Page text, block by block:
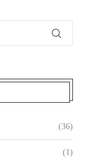
(36)
(1)